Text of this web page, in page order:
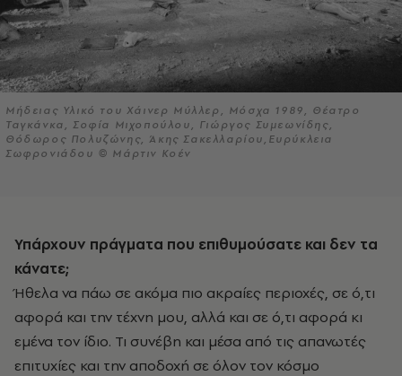
Μήδειας Υλικό του Χάινερ Μύλλερ, Μόσχα 1989, Θέατρο
Ταγκάνκα, Σοφία Μιχοπούλου, Γιώργος Συμεωνίδης,
Θόδωρος Πολυζώνης, Άκης Σακελλαρίου,Ευρύκλεια
Σωφρονιάδου © Μάρτιν Κοέν
Υπάρχουν πράγματα που επιθυμούσατε και δεν τα
κάνατε;
Ήθελα να πάω σε ακόμα πιο ακραίες περιοχές, σε ό,τι
αφορά και την τέχνη μου, αλλά και σε ό,τι αφορά κι
εμένα τον ίδιο. Τι συνέβη και μέσα από τις απανωτές
επιτυχίες και την αποδοχή σε όλον τον κόσμο